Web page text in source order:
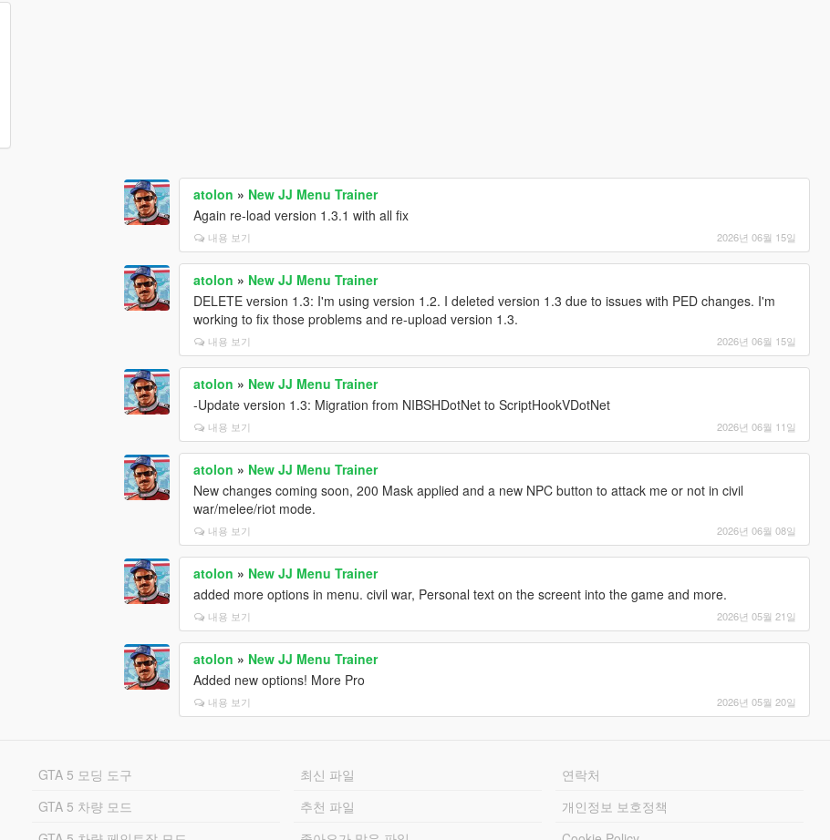
atolon » New JJ Menu Trainer
Again re-load version 1.3.1 with all fix
내용 보기 2026년 06월 15일
atolon » New JJ Menu Trainer
DELETE version 1.3: I'm using version 1.2. I deleted version 1.3 due to issues with PED changes. I'm
working to fix those problems and re-upload version 1.3.
내용 보기 2026년 06월 15일
atolon » New JJ Menu Trainer
-Update version 1.3: Migration from NIBSHDotNet to ScriptHookVDotNet
내용 보기 2026년 06월 11일
atolon » New JJ Menu Trainer
New changes coming soon, 200 Mask applied and a new NPC button to attack me or not in civil
war/melee/riot mode.
내용 보기 2026년 06월 08일
atolon » New JJ Menu Trainer
added more options in menu. civil war, Personal text on the screent into the game and more.
내용 보기 2026년 05월 21일
atolon » New JJ Menu Trainer
Added new options! More Pro
내용 보기 2026년 05월 20일
GTA 5 모딩 도구
GTA 5 차량 모드
최신 파일
추천 파일
연락처
개인정보 보호정책